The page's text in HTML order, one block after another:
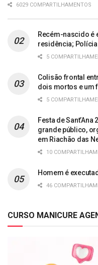
6029 COMPARTILHAMENTOS
Recém-nascido é
residência;
5
Colisão frontal
dois mortos e um
5
Festa de
grande público,
em Riachão das
10
Homem é
46
CURSO MANICURE